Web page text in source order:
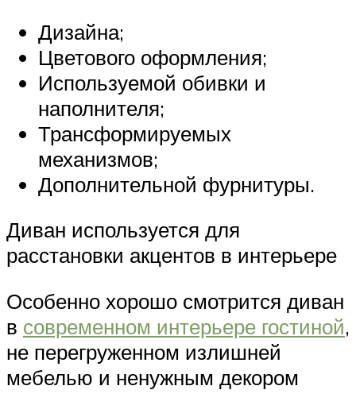
Дизайна;
Цветового оформления;
Используемой обивки и
наполнителя;
Трансформируемых
механизмов;
Дополнительной фурнитуры.
Диван используется для
расстановки акцентов в интерьере
Особенно хорошо смотрится диван
в современном интерьере гостиной,
не перегруженном излишней
мебелью и ненужным декором